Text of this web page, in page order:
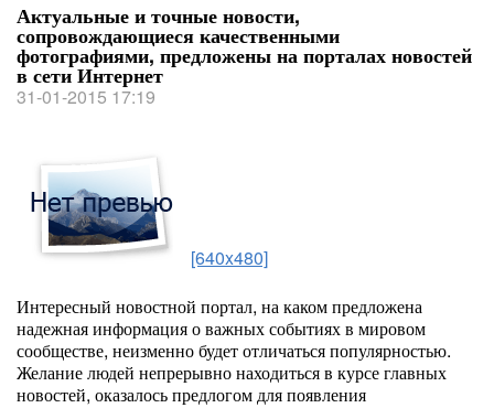
Актуальные и точные новости,
сопровождающиеся качественными
фотографиями, предложены на порталах новостей
в сети Интернет
31-01-2015 17:19
[640x480]
Интересный новостной портал, на каком предложена
надежная информация о важных событиях в мировом
сообществе, неизменно будет отличаться популярностью.
Желание людей непрерывно находиться в курсе главных
новостей, оказалось предлогом для появления